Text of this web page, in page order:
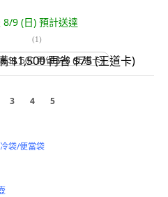
8/9 (日) 預計送達
(1)
$1,500 再省 $75 (王道卡)
3 4 5
袋/便當袋